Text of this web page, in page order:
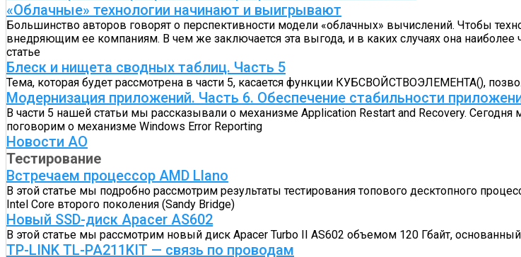
«Облачные» технологии начинают и выигрывают
Большинство авторов говорят о перспективности модели «облачных» вычислений. Чтобы
внедряющим ее компаниям. В чем же заключается эта выгода, и в каких случаях она
статье
Блеск и нищета сводных таблиц. Часть 5
Тема, которая будет рассмотрена в части 5, касается функции КУБСВОЙСТВОЭЛЕМЕНТА(),
Модернизация приложений. Часть 6. Обеспечение стабильности
В части 5 нашей статьи мы рассказывали о механизме Application Restart and Recovery.
поговорим о механизме Windows Error Reporting
Новости АО
Тестирование
Встречаем процессор AMD Llano
В этой статье мы подробно рассмотрим результаты тестирования топового десктопного
Intel Core второго поколения (Sandy Bridge)
Новый SSD-диск Apacer AS602
В этой статье мы рассмотрим новый диск Apacer Turbo II AS602 объемом 120 Гбайт,
TP-LINK TL-PA211KIT — связь по проводам